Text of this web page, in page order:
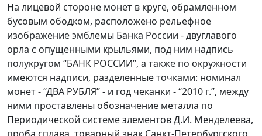
На лицевой стороне монет в круге, обрамленном
бусовым ободком, расположено рельефное
изображение эмблемы Банка России - двуглавого
орла с опущенными крыльями, под ним надпись
полукругом “БАНК РОССИИ”, а также по окружности
имеются надписи, разделенные точками: номинал
монет - “ДВА РУБЛЯ” - и год чеканки - “2010 г.”, между
ними проставлены обозначение металла по
Периодической системе элементов Д.И. Менделеева,